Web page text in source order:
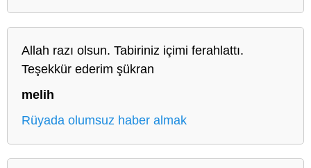
Allah razı olsun. Tabiriniz içimi ferahlattı.
Teşekkür ederim şükran
melih
Rüyada olumsuz haber almak